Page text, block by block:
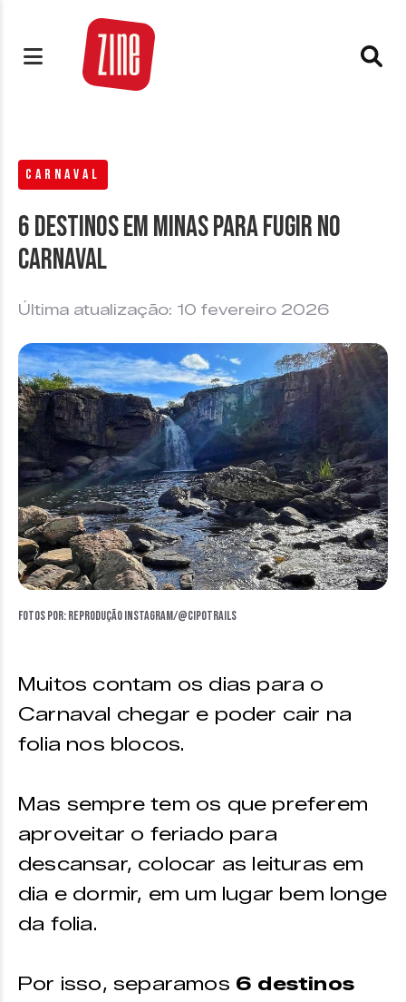
CARNAVAL
6 Destinos em Minas para fugir no
Carnaval
Última atualização: 10 fevereiro 2026
Fotos por: reprodução Instagram/@cipotrails
Muitos contam os dias para o
Carnaval chegar e poder cair na
folia nos blocos.
Mas sempre tem os que preferem
aproveitar o feriado para
descansar, colocar as leituras em
dia e dormir, em um lugar bem longe
da folia.
Por isso, separamos 6 destinos